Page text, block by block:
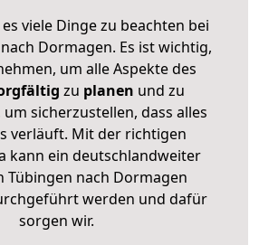
viele Dinge zu beachten bei
Dormagen. Es ist wichtig,
um alle Aspekte des
zu planen und zu
um sicherzustellen, dass alles
verläuft. Mit der richtigen
kann ein deutschlandweiter
Tübingen nach Dormagen
werden und dafür
sorgen wir.